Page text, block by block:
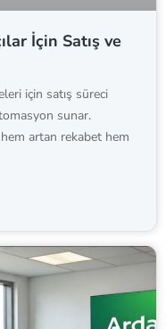
İçin Satış ve
için satış süreci
sunar.
artan rekabet hem